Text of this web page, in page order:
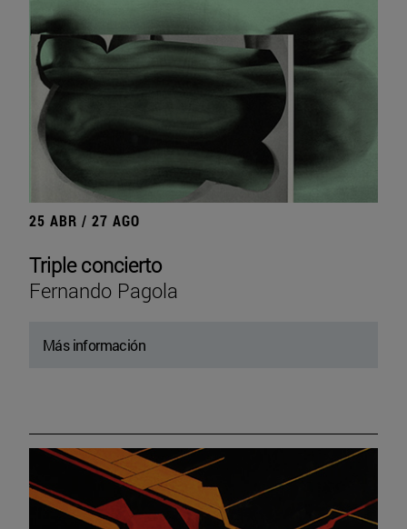
25 ABR / 27 AGO
Triple concierto
Fernando Pagola
Más información